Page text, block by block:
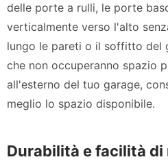
delle porte a rulli, le porte
verticalmente verso l'alto
lungo le pareti o il soffitto del
che non occuperanno spazio
all'esterno del tuo garage,
meglio lo spazio disponibile.
Durabilità e facilità